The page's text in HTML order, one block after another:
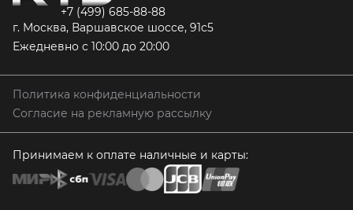
+7 (499) 685-88-88
г. Москва, Варшавское шоссе, 91с5
Ежедневно с 10:00 до 20:00
Политика конфиденциальности
Согласие на рекламную рассылку
Принимаем к оплате наличные и карты: